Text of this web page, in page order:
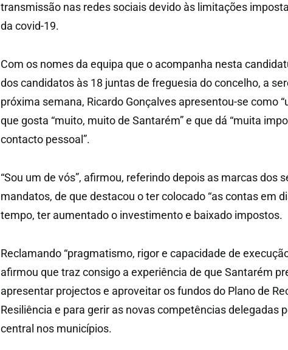
transmissão nas redes sociais devido às limitações
da covid-19.
Com os nomes da equipa que o acompanha nesta
dos candidatos às 18 juntas de freguesia do concelho, a
próxima semana, Ricardo Gonçalves apresentou-se como
que gosta “muito, muito de Santarém” e que dá “muita
contacto pessoal”.
“Sou um de vós”, afirmou, referindo depois as marcas dos
mandatos, de que destacou o ter colocado “as contas em
tempo, ter aumentado o investimento e baixado impostos.
Reclamando “pragmatismo, rigor e capacidade de
afirmou que traz consigo a experiência de que Santarém
apresentar projectos e aproveitar os fundos do Plano de
Resiliência e para gerir as novas competências delegadas
central nos municípios.